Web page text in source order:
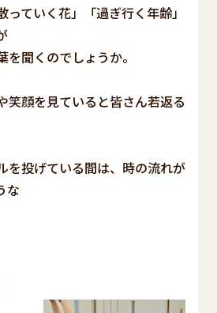
っていく花」「過ぎ行く年齢」
を聞くのでしょうか。
笑顔を見ていると皆さん若返る
を投げている間は、時の流れが
な